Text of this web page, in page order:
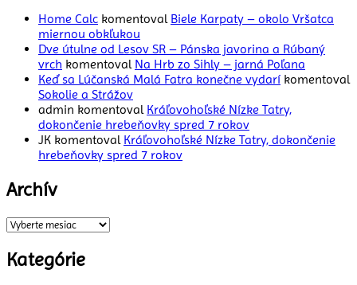
Home Calc komentoval Biele Karpaty – okolo Vršatca
miernou obkľukou
Dve útulne od Lesov SR – Pánska javorina a Rúbaný
vrch komentoval Na Hrb zo Sihly – jarná Poľana
Keď sa Lúčanská Malá Fatra konečne vydarí komentoval
Sokolie a Strážov
admin komentoval Kráľovohoľské Nízke Tatry,
dokončenie hrebeňovky spred 7 rokov
JK komentoval Kráľovohoľské Nízke Tatry, dokončenie
hrebeňovky spred 7 rokov
Archív
Archív
Kategórie